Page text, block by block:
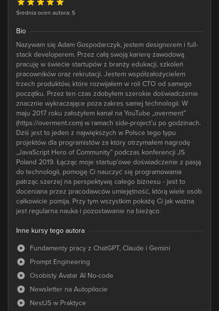
Średnia ocen autora: 5
Bio
Nazywam się Adam Gospodarczyk, jestem designerem i full-
stack developerem. Przez całą swoją karierę zawodową
pracuję w świecie startupów z branży edukacji, szkoleń
pracowników oraz rekrutacji. Jestem współzałożycielem
trzech produktów, które rozwijałem w roli CTO od samego
początku. Przez ten czas zdobyłem szerokie doświadczenie
znacznie wykraczające poza zakres samej technologii. W
maju 2017 roku założyłem kanał na YouTube „overment”
(https://overment.com) w ramach side-project’u po godzinach.
Dziś jest to jeden z największych w Polsce tego typu
projektów dla programistów za który otrzymałem nagrodę
„JavaScript Hero of Community” podczas konferencji JS
Poland 2019. Łącząc moje startup’owe doświadczenie z pasją
do technologii, pomogę Ci nauczyć się programowania
patrząc szerzej na perspektywę całego biznesu - jest to
doceniana przez pracodawców umiejętność, którą wiele osób
całkowicie pomija. Przy tym wszystkim pokażę Ci jak ważna
jest regularna nauka i pozostawanie na bieżąco.
Inne kursy tego autora
Fundamenty pracy z ChatGPT, Claude i Gemini
Prompt Engineering
Osobisty Avatar AI No-code
Newsletter na Autopilocie
NestJS w Praktyce